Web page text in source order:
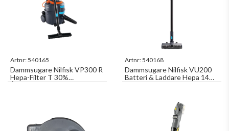
Artnr:540165
Dammsugare Nilfisk VP300 R
Hepa-Filter T 30%
Återvunnet
Artnr:540168
Dammsugare Nilfisk VU200
Batteri & Laddare Hepa 14
Filter